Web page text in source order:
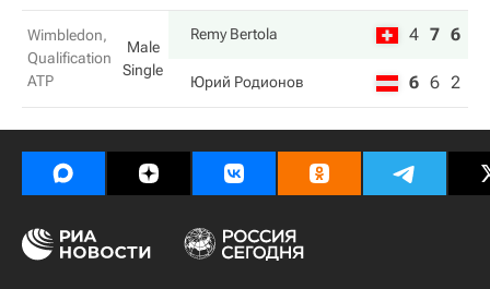
Wimbledon,
Qualification
ATP
Male
Single
Remy Bertola 4 7 6
Юрий Родионов 6 6 2